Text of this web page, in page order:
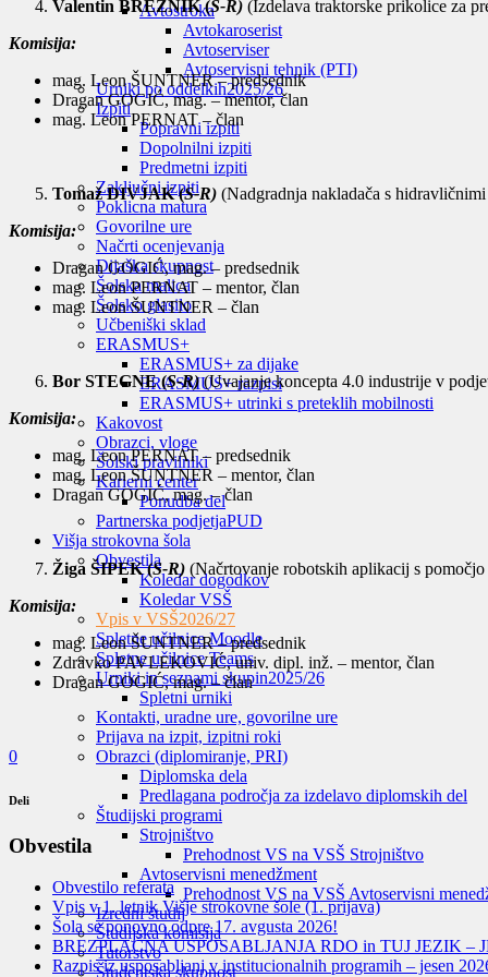
Avtostroka
Avtokaroserist
Avtoserviser
Avtoservisni tehnik (PTI)
Urniki po oddelkih2025/26
Izpiti
Popravni izpiti
Dopolnilni izpiti
Predmetni izpiti
Zaključni izpiti
Poklicna matura
Govorilne ure
Načrti ocenjevanja
Dijaška skupnost
Šolska malica
Šolsko glasilo
Učbeniški sklad
ERASMUS+
ERASMUS+ za dijake
ERASMUS+ razpisi
ERASMUS+ utrinki s preteklih mobilnosti
Kakovost
Obrazci, vloge
Šolski pravilniki
Karierni center
Ponudba del
Partnerska podjetjaPUD
Višja strokovna šola
Obvestila
Koledar dogodkov
Koledar VSŠ
Vpis v VSŠ2026/27
Spletne učilnice Moodle
Spletne učilnice Teams
Urniki in seznami skupin2025/26
Spletni urniki
Kontakti, uradne ure, govorilne ure
Prijava na izpit, izpitni roki
Obrazci (diplomiranje, PRI)
Diplomska dela
Predlagana področja za izdelavo diplomskih del
Študijski programi
Strojništvo
Prehodnost VS na VSŠ Strojništvo
Avtoservisni menedžment
Prehodnost VS na VSŠ Avtoservisni
Izredni študij
Študijska komisija
Tutorstvo
Študentska skupnost
Valentin BREZNIK (S-R) (Izdelava traktorske prikolice za
Komisija:
mag. Leon ŠUNTNER – predsednik
Dragan GOGIĆ, mag. – mentor, član
mag. Leon PERNAT – član
Tomaž DIVJAK (S-R) (Nadgradnja nakladača s
Komisija:
Dragan GOGIĆ, mag. – predsednik
mag. Leon PERNAT – mentor, član
mag. Leon ŠUNTNER – član
Bor STEGNE (S-R)(Uvajanje koncepta 4.0 industrije v
Komisija:
mag. Leon PERNAT – predsednik
mag. Leon ŠUNTNER – mentor, član
Dragan GOGIĆ, mag. – član
Žiga ŠIPEK (S-R) (Načrtovanje robotskih aplikacij s
Komisija:
mag. Leon ŠUNTNER – predsednik
Zdravko PAVLEKOVIĆ, univ. dipl. inž. – mentor, član
Dragan GOGIĆ, mag. – član
0
Deli
Obvestila
Obvestilo referata
Vpis v 1. letnik Višje strokovne šole (1. prijava)
Šola se ponovno odpre 17. avgusta 2026!
BREZPLAČNA USPOSABLJANJA RDO in TUJ JEZIK –
Razpis iz usposabljanj v institucionalnih programih – jesen